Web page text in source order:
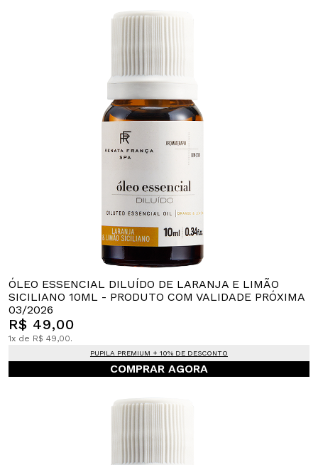
ÓLEO ESSENCIAL DILUÍDO DE LARANJA E LIMÃO
SICILIANO 10ML - PRODUTO COM VALIDADE PRÓXIMA
03/2026
R$ 49,00
1x de R$ 49,00.
PUPILA PREMIUM + 10% DE DESCONTO
COMPRAR AGORA